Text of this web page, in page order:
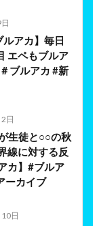
ルアカ】毎日
エペもブルア
ブルアカ #新
日
が生徒と○○の秋
線に対する反
カ】#ブルア
ーカイブ
日